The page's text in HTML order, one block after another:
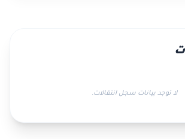
لا توجد بيانات سجل انتقالات.